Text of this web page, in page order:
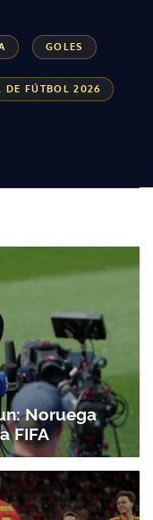
GOLES
DE FÚTBOL 2026
Noruega
FIFA